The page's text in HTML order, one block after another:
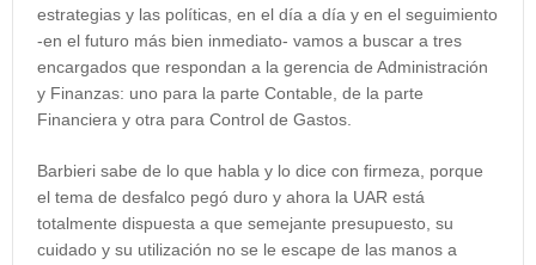
estrategias y las políticas, en el día a día y en el seguimiento
-en el futuro más bien inmediato- vamos a buscar a tres
encargados que respondan a la gerencia de Administración
y Finanzas: uno para la parte Contable, de la parte
Financiera y otra para Control de Gastos.
Barbieri sabe de lo que habla y lo dice con firmeza, porque
el tema de desfalco pegó duro y ahora la UAR está
totalmente dispuesta a que semejante presupuesto, su
cuidado y su utilización no se le escape de las manos a